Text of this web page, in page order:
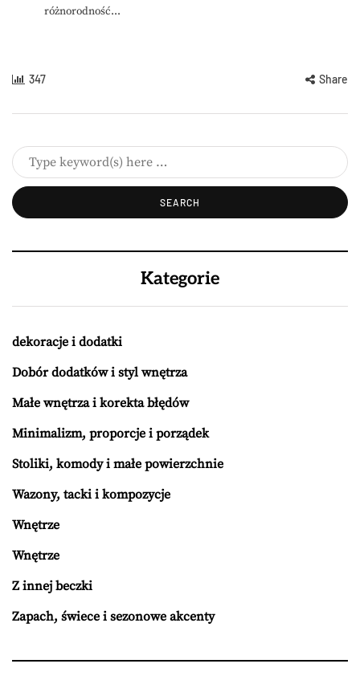
różnorodność...
347 Share
Kategorie
dekoracje i dodatki
Dobór dodatków i styl wnętrza
Małe wnętrza i korekta błędów
Minimalizm, proporcje i porządek
Stoliki, komody i małe powierzchnie
Wazony, tacki i kompozycje
Wnętrze
Wnętrze
Z innej beczki
Zapach, świece i sezonowe akcenty